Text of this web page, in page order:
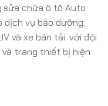
sửa chữa ô tô Auto
vụ bảo dưỡng,
và xe bán tải, với đội
trang thiết bị hiện